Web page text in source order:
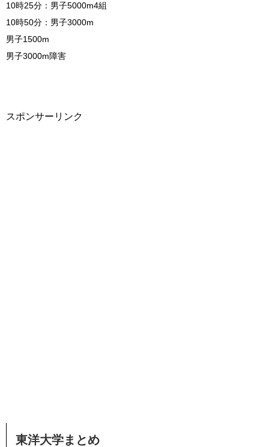
10時25分：男子5000m4組
10時50分：男子3000m
男子1500m
男子3000m障害
スポンサーリンク
東洋大学まとめ